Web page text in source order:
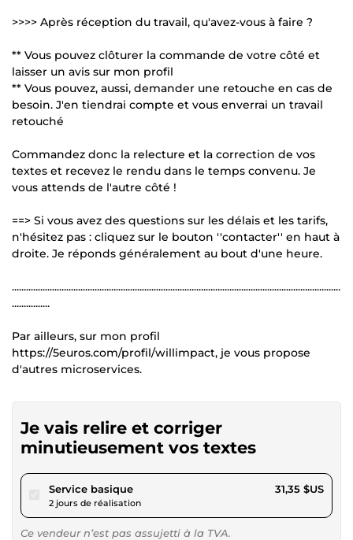
>>>> Après réception du travail, qu'avez-vous à faire ?
** Vous pouvez clôturer la commande de votre côté et
laisser un avis sur mon profil
** Vous pouvez, aussi, demander une retouche en cas de
besoin. J'en tiendrai compte et vous enverrai un travail
retouché
Commandez donc la relecture et la correction de vos
textes et recevez le rendu dans le temps convenu. Je
vous attends de l'autre côté !
==> Si vous avez des questions sur les délais et les tarifs,
n'hésitez pas : cliquez sur le bouton ''contacter'' en haut à
droite. Je réponds généralement au bout d'une heure.
...........................................................................................................................................
................
Par ailleurs, sur mon profil
https://5euros.com/profil/willimpact, je vous propose
d'autres microservices.
Je vais relire et corriger
minutieusement vos textes
Service basiquepour 28,89 $US
2 jours de réalisation
31,35 $US
Ce vendeur n’est pas assujetti à la TVA.